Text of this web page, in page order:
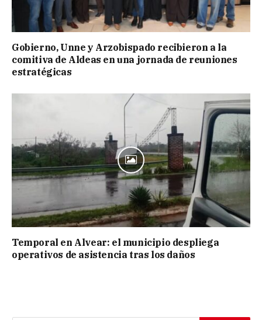
Gobierno, Unne y Arzobispado recibieron a la
comitiva de Aldeas en una jornada de reuniones
estratégicas
Temporal en Alvear: el municipio despliega
operativos de asistencia tras los daños